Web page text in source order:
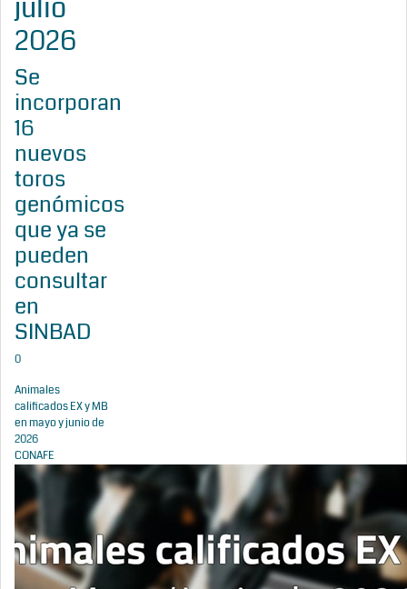
julio
2026
Se
incorporan
16
nuevos
toros
genómicos
que ya se
pueden
consultar
en
SINBAD
0
Animales
calificados EX y MB
en mayo y junio de
2026
CONAFE